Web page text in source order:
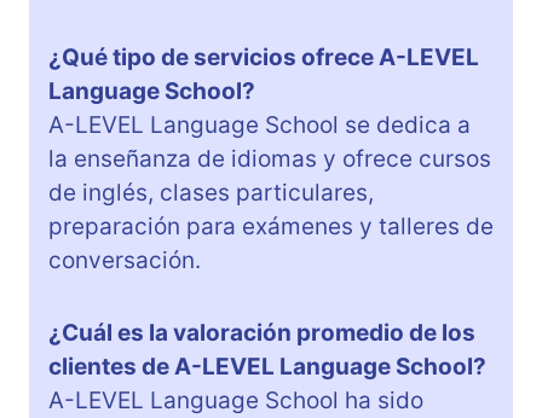
¿Qué tipo de servicios ofrece A-LEVEL
Language School?
A-LEVEL Language School se dedica a
la enseñanza de idiomas y ofrece cursos
de inglés, clases particulares,
preparación para exámenes y talleres de
conversación.
¿Cuál es la valoración promedio de los
clientes de A-LEVEL Language School?
A-LEVEL Language School ha sido